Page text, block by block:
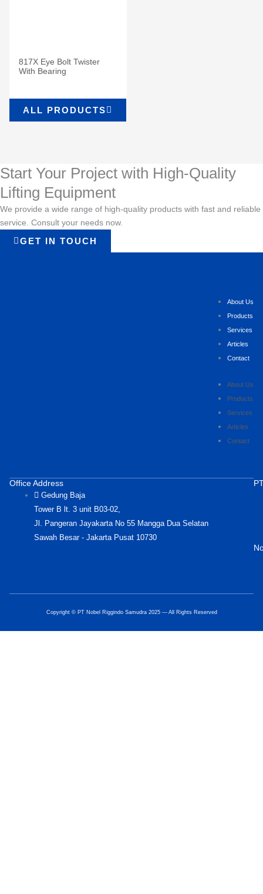
817X Eye Bolt Twister
With Bearing
ALL PRODUCTS
Start Your Project with High-Quality
Lifting Equipment
We provide a wide range of high-quality products with fast and reliable
service. Consult your needs now.
GET IN TOUCH
About Us
Products
Services
Articles
Contact
About Us
Products
Services
Articles
Contact
Office Address
Gedung Baja
Tower B lt. 3 unit B03-02,
Jl. Pangeran Jayakarta No 55 Mangga Dua Selatan
Sawah Besar - Jakarta Pusat 10730
Copyright © PT Nobel Riggindo Samudra 2025 — All Rights Reserved